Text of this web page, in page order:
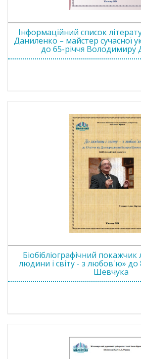
Інформаційний список
Даниленко – майстер сучасної
до 65-річчя Володимиру
Біобібліографічний
людини і світу - з любов'ю» до
Шевчука